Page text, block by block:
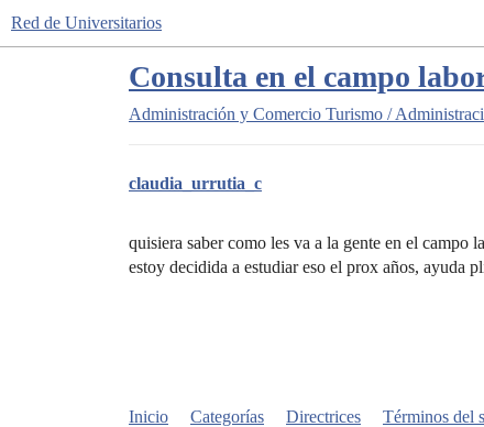
Red de Universitarios
Consulta en el campo
Administración y Comercio Turismo /
claudia_urrutia_c
quisiera saber como les va a la gente en el
estoy decidida a estudiar eso el prox años, ayuda
Inicio Categorías Directrices Términos del